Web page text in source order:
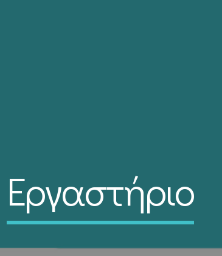
Εργαστήριο